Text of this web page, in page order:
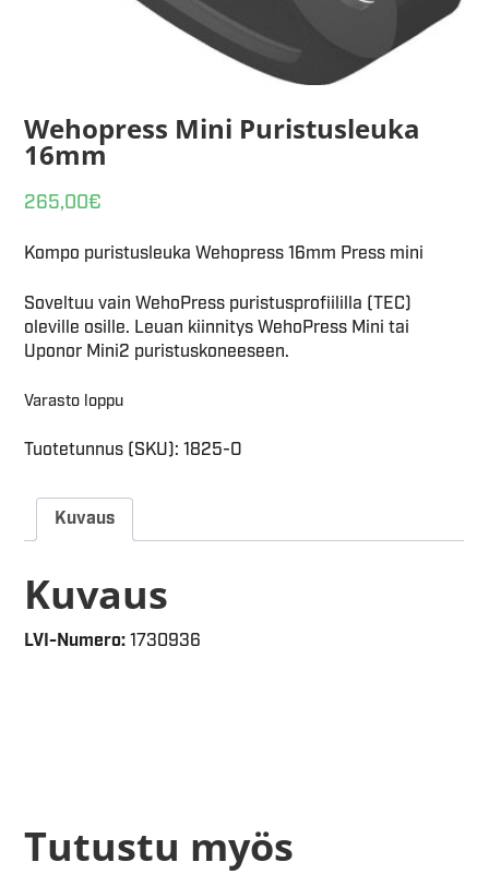
Wehopress Mini Puristusleuka
16mm
265,00€
Kompo puristusleuka Wehopress 16mm Press mini
Soveltuu vain WehoPress puristusprofiililla (TEC)
oleville osille. Leuan kiinnitys WehoPress Mini tai
Uponor Mini2 puristuskoneeseen.
Varasto loppu
Tuotetunnus (SKU):1825-O
Kuvaus
Kuvaus
LVI-Numero:1730936
Tutustu myös